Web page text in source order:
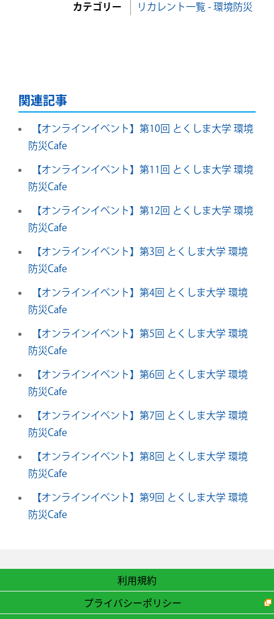
カテゴリー リカレント一覧 - 環境防災
関連記事
【オンラインイベント】第10回 とくしま大学 環境
防災Cafe
【オンラインイベント】第11回 とくしま大学 環境
防災Cafe
【オンラインイベント】第12回 とくしま大学 環境
防災Cafe
【オンラインイベント】第3回 とくしま大学 環境
防災Cafe
【オンラインイベント】第4回 とくしま大学 環境
防災Cafe
【オンラインイベント】第5回 とくしま大学 環境
防災Cafe
【オンラインイベント】第6回 とくしま大学 環境
防災Cafe
【オンラインイベント】第7回 とくしま大学 環境
防災Cafe
【オンラインイベント】第8回 とくしま大学 環境
防災Cafe
【オンラインイベント】第9回 とくしま大学 環境
防災Cafe
利用規約
プライバシーポリシー